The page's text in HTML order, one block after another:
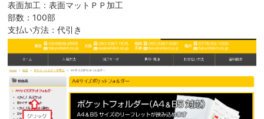
表面加工：表面マットＰＰ加工
部数：100部
支払い方法：代引き